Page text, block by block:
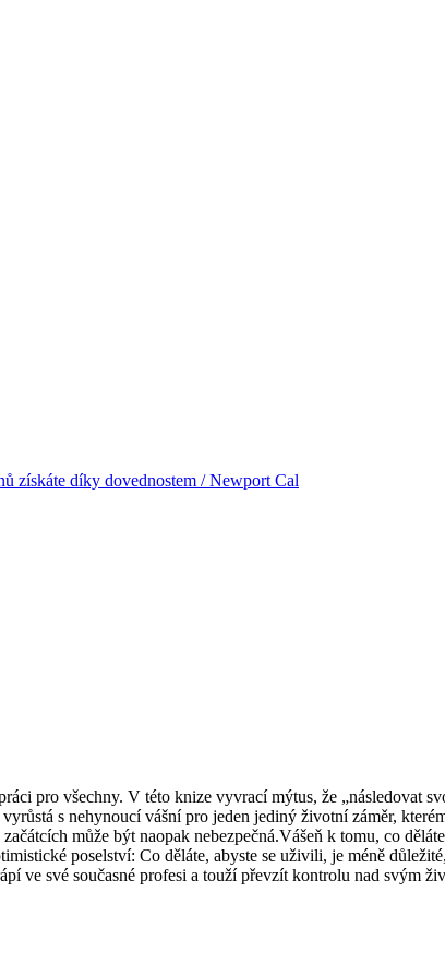
získáte díky dovednostem / Newport Cal
pro všechny. V této knize vyvrací mýtus, že „následovat
s nehynoucí vášní pro jeden jediný životní záměr,
může být naopak nebezpečná.Vášeň k tomu, co
poselství: Co děláte, abyste se uživili, je méně
ve své současné profesi a touží převzít kontrolu nad svým